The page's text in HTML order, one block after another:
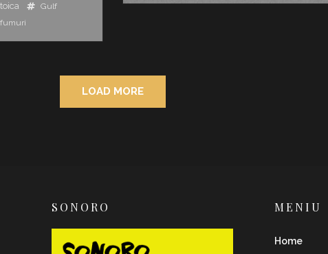
Gulf
LOAD MORE
SONORO MENIU
Home